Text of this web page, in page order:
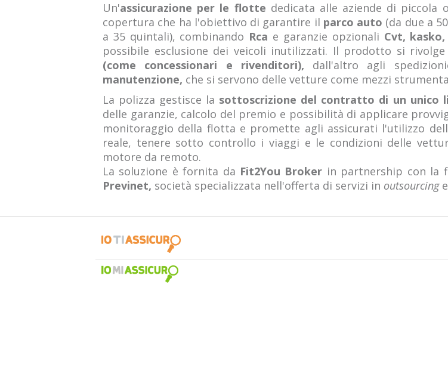
Un'assicurazione per le flotte dedicata alle aziende di piccola
copertura che ha l'obiettivo di garantire il parco auto (da due a
a 35 quintali), combinando Rca e garanzie opzionali Cvt,
possibile esclusione dei veicoli inutilizzati. Il prodotto si
(come concessionari e rivenditori), dall'altro agli
manutenzione, che si servono delle vetture come mezzi
La polizza gestisce la sottoscrizione del contratto di un unico
delle garanzie, calcolo del premio e possibilità di applicare
monitoraggio della flotta e promette agli assicurati l'utilizzo
reale, tenere sotto controllo i viaggi e le condizioni delle
motore da remoto.
La soluzione è fornita da Fit2You Broker in partnership con la
Previnet, società specializzata nell'offerta di servizi in outsourcing